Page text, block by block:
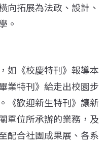
向拓展為法政、設計、
。
如《校慶特刊》報導本
業特刊》給走出校園步
《歡迎新生特刊》讓新
單位所承辦的業務，及
配合社團成果展、各系